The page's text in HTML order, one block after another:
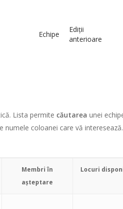
Echipe
Ediții
anterioare
Lista permite căutarea unei
numele coloanei care vă interesează.
Membri în
așteptare
Locuri